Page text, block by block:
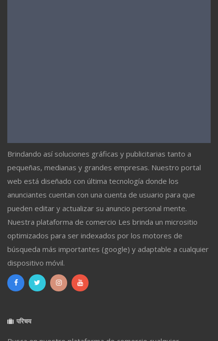
Brindando así soluciones gráficas y publicitarias tanto a
pequeñas, medianas y grandes empresas. Nuestro portal
web está diseñado con última tecnología donde los
anunciantes cuentan con una cuenta de usuario para que
pueden editar y actualizar su anuncio personal mente.
Nuestra plataforma de comercio Les brinda un micrositio
optimizados para ser indexados por los motores de
búsqueda más importantes (google) y adaptable a cualquier
dispositivo móvil.
परिचय